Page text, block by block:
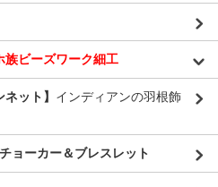
ビーズワーク細工
ット】 インディアンの羽根飾
ョーカー＆ブレスレット